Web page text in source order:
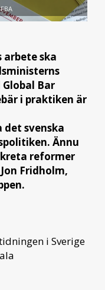
ska
Bar
i praktiken är
det svenska
Ännu
reformer
Fridholm,
i Sverige